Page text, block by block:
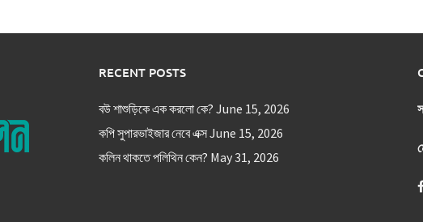
RECENT POSTS
বউ শাশুড়িকে এক করলো কে? June 15, 2026
কপি সুপারভাইজার নেবে এক্সJune 15, 2026
কলিন থাকতে পলিথিন কেন? May 31, 2026